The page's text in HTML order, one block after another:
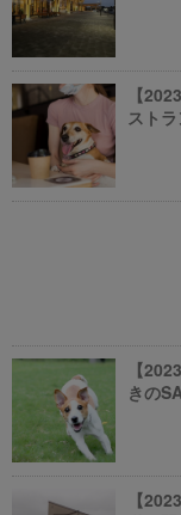
【
スト
【
きの
【